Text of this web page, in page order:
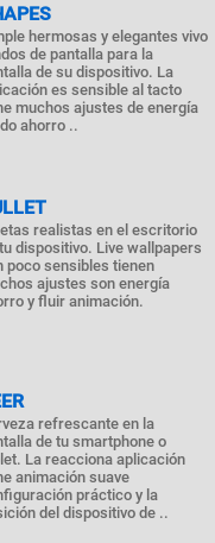
hermosas y elegantes vivo
de pantalla para la
de su dispositivo. La
es sensible al tacto
muchos ajustes de energía
ahorro ..
realistas en el escritorio
dispositivo. Live wallpapers
poco sensibles tienen
ajustes son energía
y fluir animación.
refrescante en la
de tu smartphone o
La reacciona aplicación
animación suave
práctico y la
del dispositivo de ..